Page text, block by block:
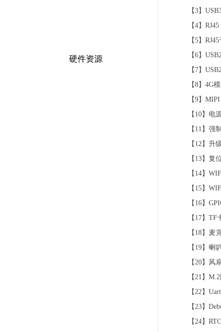
硬件资源
【3】
【4】
【5】
【6】
【7】
【8】4G
【9】
【10】电
【11】强
【12】升
【13】复
【14】
【15】
【16】
【17】TF
【18】麦
【19】喇
【20】风
【21】
【22】
【23】
【24】